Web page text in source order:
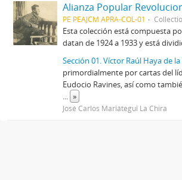
PE PEAJCM APRA-COL-01
Esta colección está compuesta
datan de 1924 a 1933 y está
Sección 01. Víctor Raúl Haya de
primordialmente por cartas del
Eudocio Ravines, así como
... »
José Carlos Mariátegui La Chira